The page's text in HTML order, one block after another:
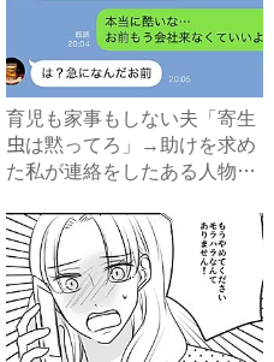
育児も家事もしない夫「寄生
虫は黙ってろ」→助けを求め
た私が連絡をしたある人物と